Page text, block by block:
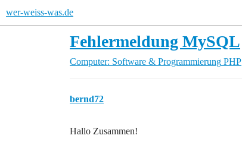
wer-weiss-was.de
Fehlermeldung MySQL
Computer: Software & Programmierung PHP
bernd72
Hallo Zusammen!